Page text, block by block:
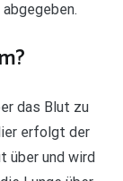
das Blut zu
erfolgt der
über und wird